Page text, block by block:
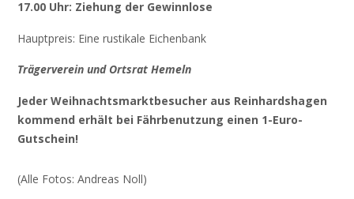
17.00 Uhr: Ziehung der Gewinnlose
Hauptpreis: Eine rustikale Eichenbank
Trägerverein und Ortsrat Hemeln
Jeder Weihnachtsmarktbesucher aus Reinhardshagen
kommend erhält bei Fährbenutzung einen 1-Euro-
Gutschein!
(Alle Fotos: Andreas Noll)